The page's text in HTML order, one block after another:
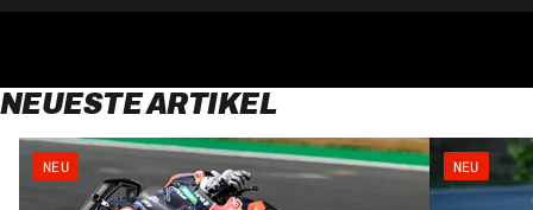
NEUESTE ARTIKEL
NEU NEU